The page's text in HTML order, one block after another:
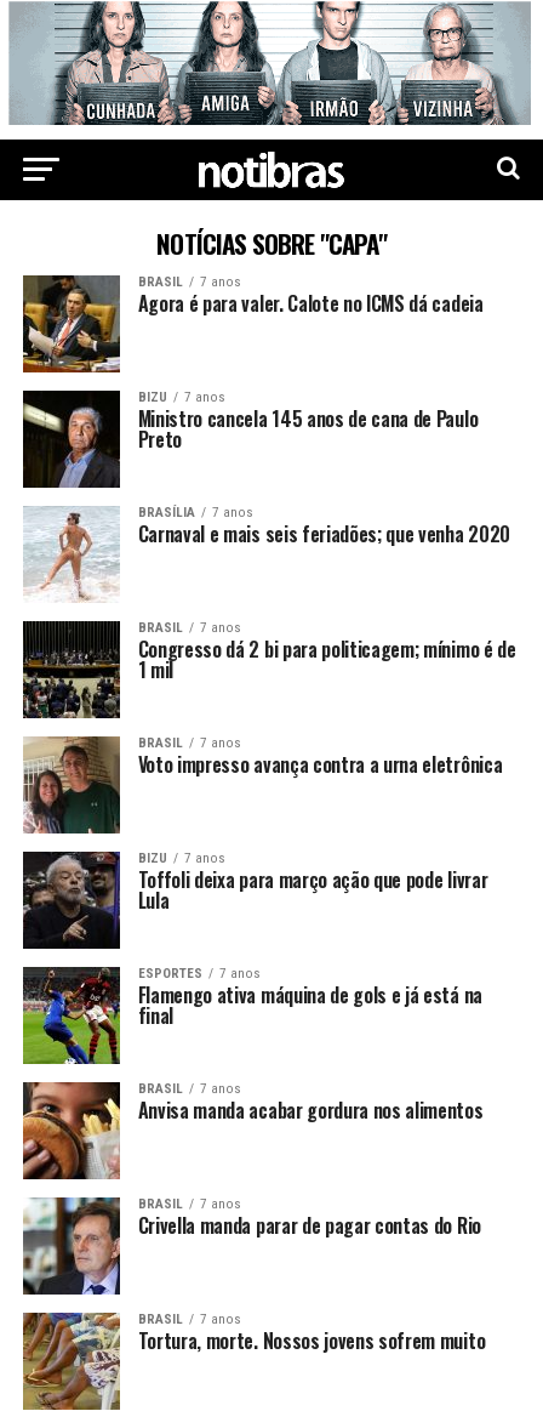
NOTÍCIAS SOBRE "CAPA"
BRASIL 7 anos
Agora é para valer. Calote no ICMS dá cadeia
BIZU 7 anos
Ministro cancela 145 anos de cana de Paulo
Preto
BRASÍLIA 7 anos
Carnaval e mais seis feriadões; que venha 2020
BRASIL 7 anos
Congresso dá 2 bi para politicagem; mínimo é de
1 mil
BRASIL 7 anos
Voto impresso avança contra a urna eletrônica
BIZU 7 anos
Toffoli deixa para março ação que pode livrar
Lula
ESPORTES 7 anos
Flamengo ativa máquina de gols e já está na
final
BRASIL 7 anos
Anvisa manda acabar gordura nos alimentos
BRASIL 7 anos
Crivella manda parar de pagar contas do Rio
BRASIL 7 anos
Tortura, morte. Nossos jovens sofrem muito